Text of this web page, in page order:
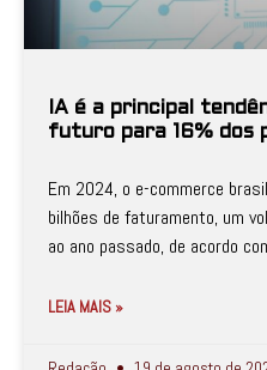
IA é a principal
futuro para 16% dos
Em 2024, o e-commerce
bilhões de faturamento, um
ao ano passado, de acordo
LEIA MAIS »